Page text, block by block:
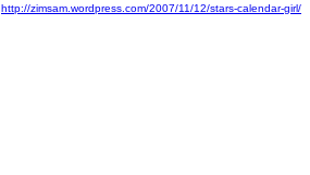
http://zimsam.wordpress.com/2007/11/12/stars-calendar-girl/